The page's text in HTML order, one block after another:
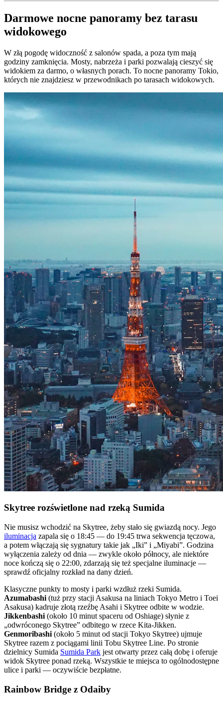
Darmowe nocne panoramy bez tarasu
widokowego
W złą pogodę widoczność z salonów spada, a poza tym mają
godziny zamknięcia. Mosty, nabrzeża i parki pozwalają cieszyć się
widokiem za darmo, o własnych porach. To nocne panoramy Tokio,
których nie znajdziesz w przewodnikach po tarasach widokowych.
Skytree rozświetlone nad rzeką Sumida
Nie musisz wchodzić na Skytree, żeby stało się gwiazdą nocy. Jego
iluminacja zapala się o 18:45 — do 19:45 trwa sekwencja tęczowa,
a potem włączają się sygnatury takie jak „Iki” i „Miyabi”. Godzina
wyłączenia zależy od dnia — zwykle około północy, ale niektóre
noce kończą się o 22:00, zdarzają się też specjalne iluminacje —
sprawdź oficjalny rozkład na dany dzień.
Klasyczne punkty to mosty i parki wzdłuż rzeki Sumida.
Azumabashi (tuż przy stacji Asakusa na liniach Tokyo Metro i Toei
Asakusa) kadruje złotą rzeźbę Asahi i Skytree odbite w wodzie.
Jikkenbashi (około 10 minut spaceru od Oshiage) słynie z
„odwróconego Skytree” odbitego w rzece Kita-Jikken.
Genmoribashi (około 5 minut od stacji Tokyo Skytree) ujmuje
Skytree razem z pociągami linii Tobu Skytree Line. Po stronie
dzielnicy Sumida Sumida Park jest otwarty przez całą dobę i oferuje
widok Skytree ponad rzeką. Wszystkie te miejsca to ogólnodostępne
ulice i parki — oczywiście bezpłatne.
Rainbow Bridge z Odaiby